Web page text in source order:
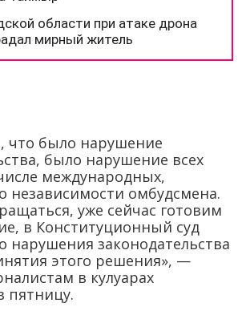
что было нарушение
было нарушение всех
международных,
независимости омбудсмена.
уже сейчас готовим
в Конституционный суд
нарушения законодательства
этого решения», —
в кулуарах
пятницу.